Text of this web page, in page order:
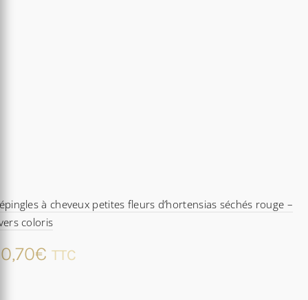
à cheveux petites fleurs d’hortensias séchés rouge –
coloris
€ TTC